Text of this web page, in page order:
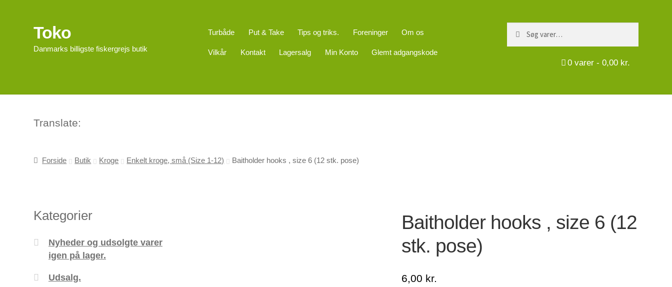
Spring
til
navigation
Spring
til
indhold
Toko
Danmarks billigste fiskergrejs butik
Turbåde Put & Take Tips og triks. Foreninger Om os
Vilkår Kontakt Lagersalg Min Konto Glemt adgangskode
0varer - 0,00 kr.
Translate:
Forside Butik Kroge Enkelt kroge, små (Size 1-12) Baitholder hooks , size 6 (12 stk. pose)
Baitholder hooks , size 6 (12
stk. pose)
6,00 kr.
Kategorier
Nyheder og udsolgte varer
igen på lager.
Udsalg.